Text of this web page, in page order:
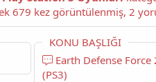
okuyorsunuz.
KONU BAŞLIĞI
Earth Defense Force 2025 (US)
(PS3)